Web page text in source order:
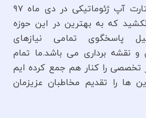
استارت این استارت آپ ژئوماتیکی در دی ماه ۹۷
که به بهترین در این حوزه
پاسخگوی تمامی نیازهای
و نقشه برداری می باشد.ما تمام
تخصصی را کنار هم جمع کرده ایم
ها را تقدیم مخاطبان عزیزمان